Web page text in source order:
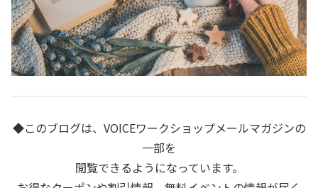
◆このブログは、VOICEワークショップメールマガジンの
一部を
閲覧できるようになっています。